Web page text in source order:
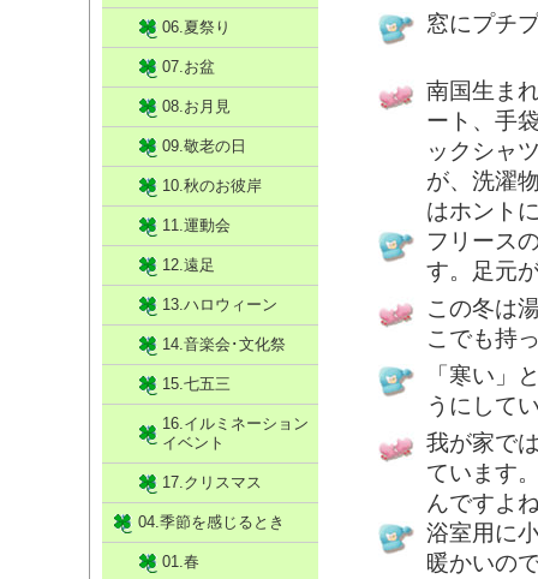
窓にプチ
南国生ま
ート、手
ックシャ
が、洗濯
はホント
フリース
す。足元
この冬は
こでも持
「寒い」
うにして
我が家で
ています
んですよ
浴室用に
暖かいの
06.夏祭り
07.お盆
08.お月見
09.敬老の日
10.秋のお彼岸
11.運動会
12.遠足
13.ハロウィーン
14.音楽会･文化祭
15.七五三
16.イルミネーション
イベント
17.クリスマス
04.季節を感じるとき
01.春